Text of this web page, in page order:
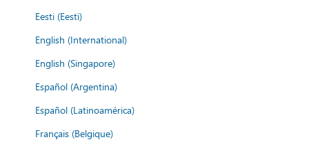
Eesti (Eesti)
English (International)
English (Singapore)
Español (Argentina)
Español (Latinoamérica)
Français (Belgique)